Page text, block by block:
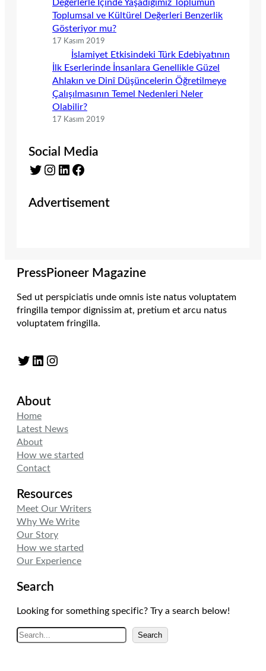
Değerlerle İçinde Yaşadığımız Toplumun
Toplumsal ve Kültürel Değerleri Benzerlik
Gösteriyor mu?
17 Kasım 2019
İslamiyet Etkisindeki Türk Edebiyatının
İlk Eserlerinde İnsanlara Genellikle Güzel
Ahlakın ve Dinî Düşüncelerin Öğretilmeye
Çalışılmasının Temel Nedenleri Neler
Olabilir?
17 Kasım 2019
Social Media
Twitter Instagram LinkedIn Facebook
Advertisement
PressPioneer Magazine
Sed ut perspiciatis unde omnis iste natus voluptatem
fringilla tempor dignissim at, pretium et arcu natus
voluptatem fringilla.
Twitter LinkedIn Instagram
About
Home
Latest News
About
How we started
Contact
Resources
Meet Our Writers
Why We Write
Our Story
How we started
Our Experience
Search
Looking for something specific? Try a search below!
A
r
Search